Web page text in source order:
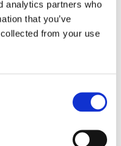
analytics partners who
that you’ve
from your use
(32)